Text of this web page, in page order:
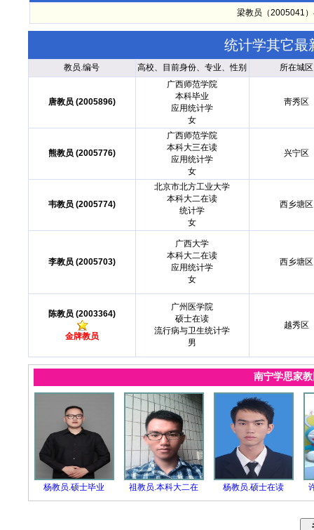
梁教员（2005041
统计学其它最
教员.编号 高校、目前身份、专业、性别 所在城区
唐教员 (2005896)
广西师范学院
本科毕业
应用统计学
女
靑秀区
熊教员 (2005776)
广西师范学院
本科大三在读
应用统计学
女
兴宁区
韦教员 (2005774)
北京市北方工业大学
本科大二在读
统计学
女
西乡塘区
李教员 (2005703)
广西大学
本科大二在读
应用统计学
女
西乡塘区
陈教员 (2003364)
金牌教员
广州医学院
硕士在读
流行病与卫生统计学
男
越秀区
南宁学思家
杨教员.硕士毕业 祖教员.本科大二在 杨教员.硕士在读